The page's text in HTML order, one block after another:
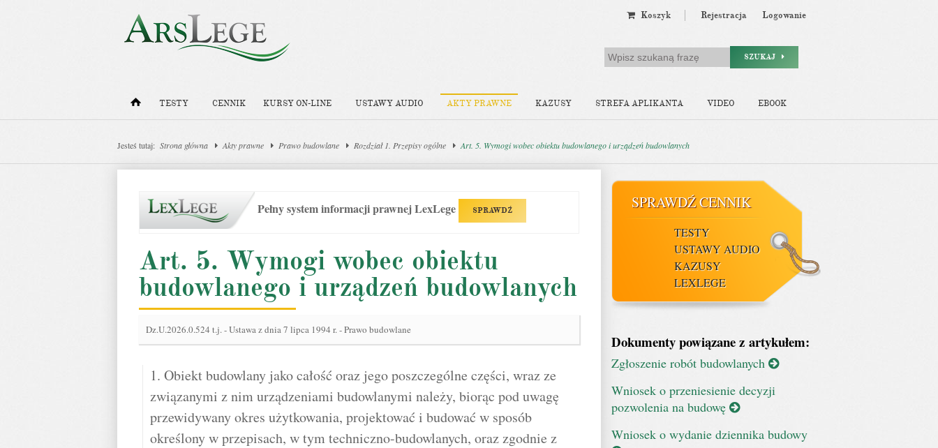
Koszyk Rejestracja Logowanie
SZUKAJ
TESTY CENNIK KURSY ON-LINE USTAWY AUDIO AKTY PRAWNE KAZUSY STREFA APLIKANTA VIDEO EBOOK
Jesteś tutaj: Strona główna Akty prawne Prawo budowlane Rozdział 1. Przepisy ogólne Art. 5. Wymogi wobec obiektu budowlanego i urządzeń budowlanych
Pełny system informacji prawnej LexLege SPRAWDŹ
Art. 5. Wymogi wobec obiektu
budowlanego i urządzeń budowlanych
Dz.U.2026.0.524 t.j.-Ustawa z dnia 7 lipca 1994 r. - Prawo budowlane
1. Obiekt budowlany jako całość oraz jego poszczególne części, wraz ze
związanymi z nim urządzeniami budowlanymi należy, biorąc pod uwagę
przewidywany okres użytkowania, projektować i budować w sposób
określony w przepisach, w tym techniczno-budowlanych, oraz zgodnie z
SPRAWDŹ CENNIK
TESTY
USTAWY AUDIO
KAZUSY
LEXLEGE
Dokumenty powiązane z artykułem:
Zgłoszenie robót budowlanych
Wniosek o przeniesienie decyzji
pozwolenia na budowę
Wniosek o wydanie dziennika budowy